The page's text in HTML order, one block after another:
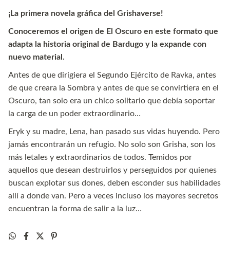
¡La primera novela gráfica del Grishaverse!
Conoceremos el origen de El Oscuro en este formato que
adapta la historia original de Bardugo y la expande con
nuevo material.
Antes de que dirigiera el Segundo Ejército de Ravka, antes
de que creara la Sombra y antes de que se convirtiera en el
Oscuro, tan solo era un chico solitario que debía soportar
la carga de un poder extraordinario…
Eryk y su madre, Lena, han pasado sus vidas huyendo. Pero
jamás encontrarán un refugio. No solo son Grisha, son los
más letales y extraordinarios de todos. Temidos por
aquellos que desean destruirlos y perseguidos por quienes
buscan explotar sus dones, deben esconder sus habilidades
allí a donde van. Pero a veces incluso los mayores secretos
encuentran la forma de salir a la luz…